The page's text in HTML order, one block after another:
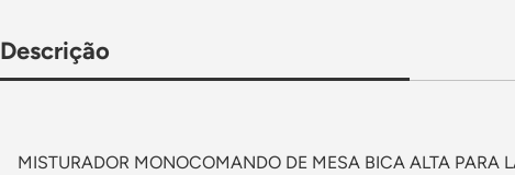
Descrição
MISTURADOR MONOCOMANDO DE MESA BICA ALTA PARA